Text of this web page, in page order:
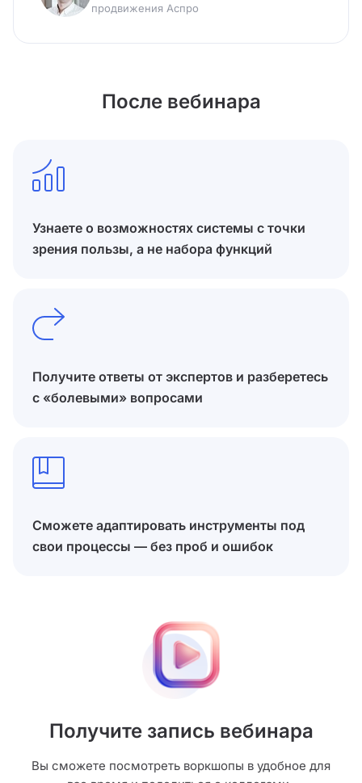
продвижения Аспро
После вебинара
Узнаете о возможностях системы с точки
зрения пользы, а не набора функций
Получите ответы от экспертов и разберетесь
с «болевыми» вопросами
Сможете адаптировать инструменты под
свои процессы — без проб и ошибок
Получите запись вебинара
Вы сможете посмотреть воркшопы в удобное для